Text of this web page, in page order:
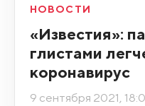
НОВОСТИ
«Известия»:
глистами
коронавирус
9 сентября 2021,